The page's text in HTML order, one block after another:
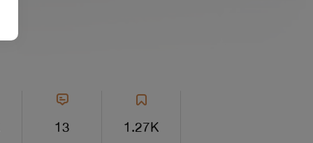
13 1.27K